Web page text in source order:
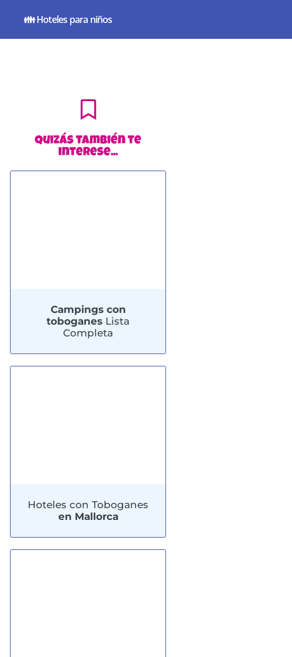
👪 Hoteles para niños
Quizás también te
interese...
Campings con
toboganes Lista
Completa
Hoteles con Toboganes
en Mallorca